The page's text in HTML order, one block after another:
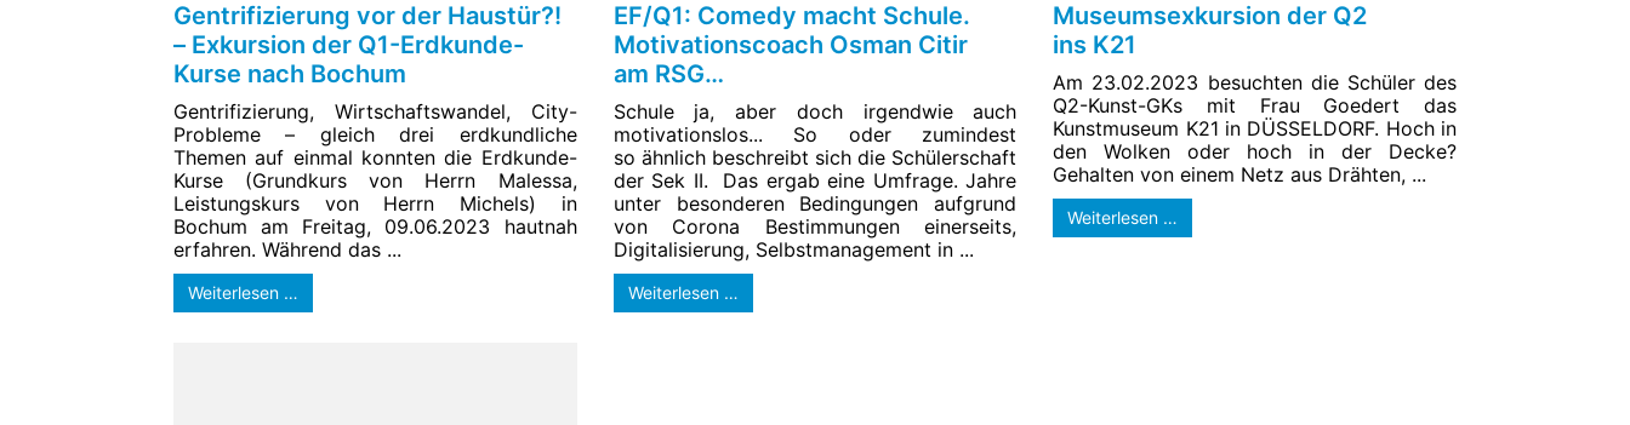
Gentrifizierung vor der Haustür?!
– Exkursion der Q1-Erdkunde-
Kurse nach Bochum
Gentrifizierung, Wirtschaftswandel, City-
Probleme – gleich drei erdkundliche
Themen auf einmal konnten die Erdkunde-
Kurse (Grundkurs von Herrn Malessa,
Leistungskurs von Herrn Michels) in
Bochum am Freitag, 09.06.2023 hautnah
erfahren. Während das ...
Weiterlesen …
EF/Q1: Comedy macht Schule.
Motivationscoach Osman Citir
am RSG…
Schule ja, aber doch irgendwie auch
motivationslos... So oder zumindest
so ähnlich beschreibt sich die Schülerschaft
der Sek II. Das ergab eine Umfrage. Jahre
unter besonderen Bedingungen aufgrund
von Corona Bestimmungen einerseits,
Digitalisierung, Selbstmanagement in ...
Weiterlesen …
Museumsexkursion der Q2
ins K21
Am 23.02.2023 besuchten die Schüler des
Q2-Kunst-GKs mit Frau Goedert das
Kunstmuseum K21 in DÜSSELDORF. Hoch in
den Wolken oder hoch in der Decke?
Gehalten von einem Netz aus Drähten, ...
Weiterlesen …